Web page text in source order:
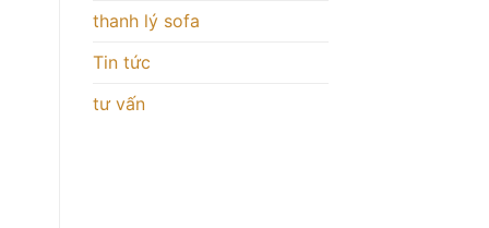
thanh lý sofa
Tin tức
tư vấn